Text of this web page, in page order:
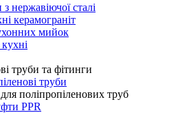
нержавіючої сталі
керамограніт
мийок
труби та фітинги
труби
поліпропіленових труб
PPR